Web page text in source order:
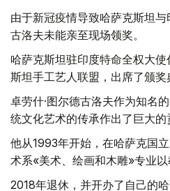
由于新冠疫情导致哈萨克斯坦
古洛夫未能亲至现场领奖。
哈萨克斯坦驻印度特命全权大
斯坦手工艺人联盟，出席了颁奖
卓劳什·图尔德古洛夫作为知名
统文化艺术的传承作出了巨大的
他从1993年开始，在哈萨克国
术系«美术、绘画和木雕»专业以
2018年退休，并开办了自己的